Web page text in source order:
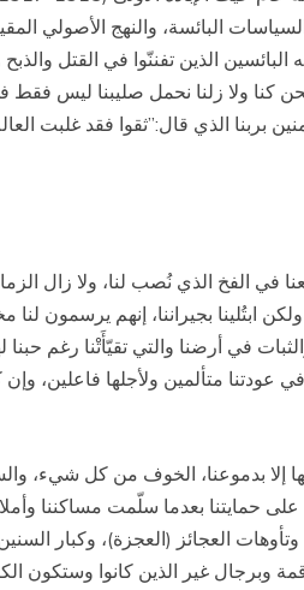
البائسة، والنهج الأصولي
البائسين الذين تفننّوا في القتل
كنا ولا زلنا نحمل صليبنا ليس فقط
في الفخ الذي نُصب لنا، ولا زال
ابتُلينا بجيراننا، إنهم يرسمون لنا
في أرضنا والتي تقيّأَتْنا رغم حبنا
عودتنا متألمين ولأجلها فاعلين،
إلا بدموعنا، الخوف من كل شيء،
حمايتنا بعدما سلّمت مساكننا
العجائز (العجزة)، وكبار
غير الذين كانوا وستكون